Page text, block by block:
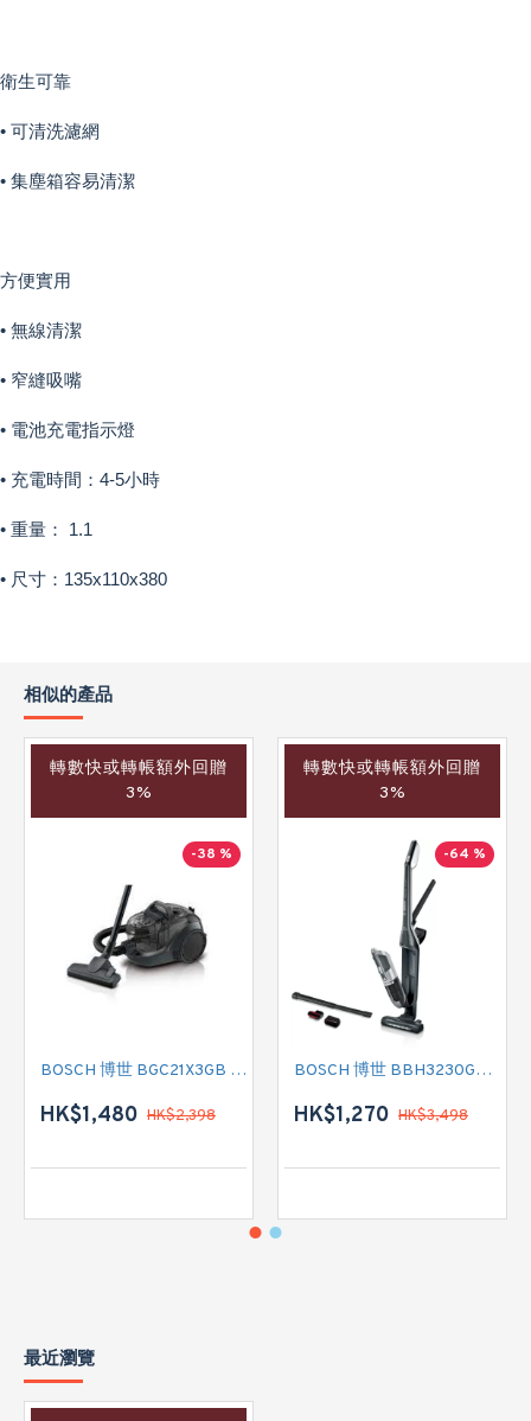
衛生可靠
• 可清洗濾網
• 集塵箱容易清潔
方便實用
• 無線清潔
• 窄縫吸嘴
• 電池充電指示燈
• 充電時間：4-5小時
• 重量： 1.1
• 尺寸：135x110x380
相似的產品
轉數快或轉帳額外回贈
3%
-38 %
BOSCH 博世 BGC21X3GB 有線吸塵機
HK$1,480 HK$2,398
轉數快或轉帳額外回贈
3%
-64 %
BOSCH 博世 BBH3230GB 無線吸塵機
HK$1,270 HK$3,498
最近瀏覽